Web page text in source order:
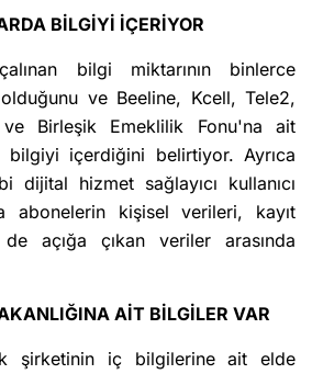
BİLGİYİ İÇERİYOR
bilgi miktarının binlerce
ve Beeline, Kcell, Tele2,
Birleşik Emeklilik Fonu'na ait
bilgiyi içerdiğini belirtiyor. Ayrıca
dijital hizmet sağlayıcı kullanıcı
abonelerin kişisel verileri, kayıt
açığa çıkan veriler arasında
AİT BİLGİLER VAR
şirketinin iç bilgilerine ait elde